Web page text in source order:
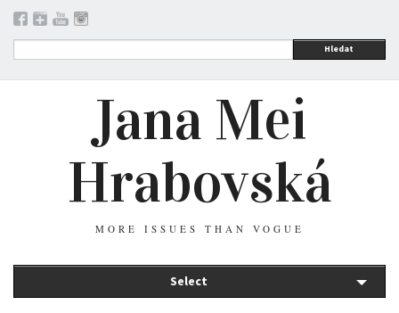
Hledat
Jana Mei
Hrabovská
MORE ISSUES THAN VOGUE
Select